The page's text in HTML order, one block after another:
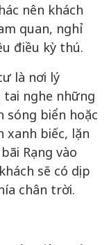
nên khách
quan, nghỉ
điều kỳ thú.
là nơi lý
nghe những
sóng biển hoặc
xanh biếc, lặn
Rạng vào
sẽ có dịp
chân trời.